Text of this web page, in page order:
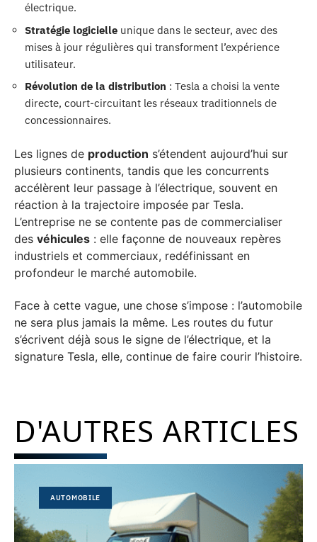
électrique.
Stratégie logicielle unique dans le secteur, avec des
mises à jour régulières qui transforment l’expérience
utilisateur.
Révolution de la distribution : Tesla a choisi la vente
directe, court-circuitant les réseaux traditionnels de
concessionnaires.
Les lignes de production s’étendent aujourd’hui sur
plusieurs continents, tandis que les concurrents
accélèrent leur passage à l’électrique, souvent en
réaction à la trajectoire imposée par Tesla.
L’entreprise ne se contente pas de commercialiser
des véhicules : elle façonne de nouveaux repères
industriels et commerciaux, redéfinissant en
profondeur le marché automobile.
Face à cette vague, une chose s’impose : l’automobile
ne sera plus jamais la même. Les routes du futur
s’écrivent déjà sous le signe de l’électrique, et la
signature Tesla, elle, continue de faire courir l’histoire.
D'AUTRES ARTICLES
AUTOMOBILE